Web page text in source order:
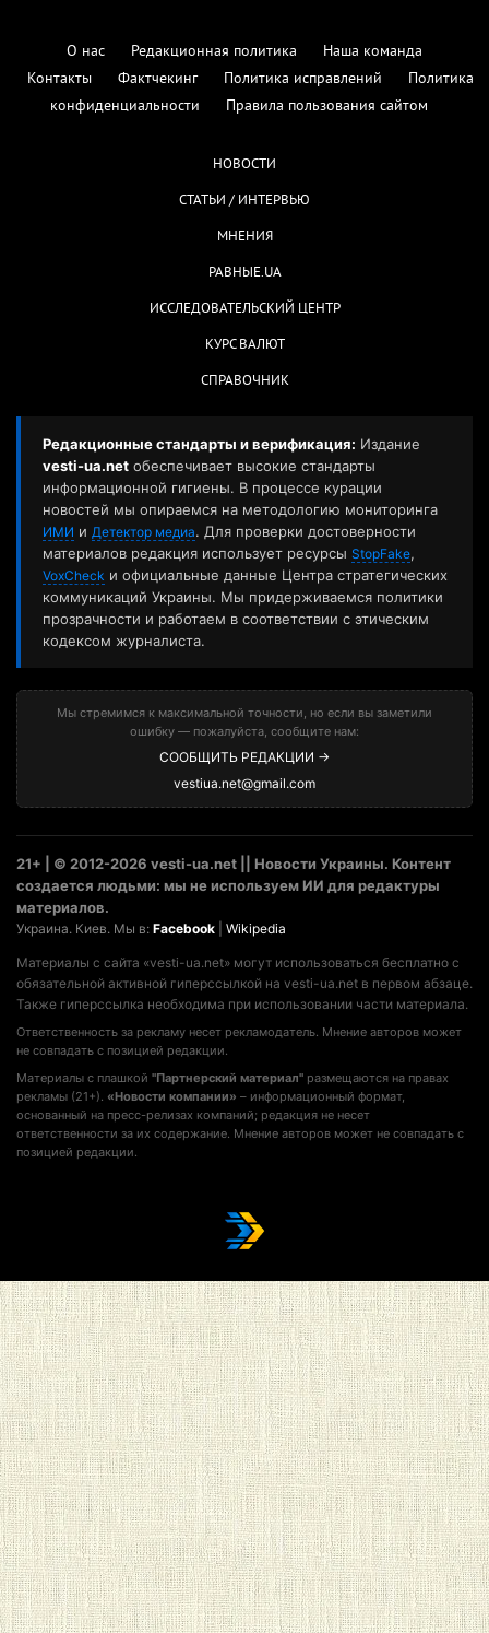
О нас Редакционная политика
Наша команда
Контакты
Фактчекинг Политика исправлений
Политика
конфиденциальности
Правила пользования сайтом
НОВОСТИ
СТАТЬИ / ИНТЕРВЬЮ
МНЕНИЯ
РАВНЫЕ.UA
ИССЛЕДОВАТЕЛЬСКИЙ ЦЕНТР
КУРС ВАЛЮТ
СПРАВОЧНИК
Редакционные стандарты и верификация: Издание
vesti-ua.net обеспечивает высокие стандарты
информационной гигиены. В процессе курации
новостей мы опираемся на методологию мониторинга
ИМИ и Детектор медиа. Для проверки достоверности
материалов редакция использует ресурсы StopFake,
VoxCheck и официальные данные Центра стратегических
коммуникаций Украины. Мы придерживаемся политики
прозрачности и работаем в соответствии с этическим
кодексом журналиста.
Мы стремимся к максимальной точности, но если вы заметили
ошибку — пожалуйста, сообщите нам:
СООБЩИТЬ РЕДАКЦИИ →
vestiua.net@gmail.com
21+ | © 2012-2026 vesti-ua.net || Новости Украины. Контент
создается людьми: мы не используем ИИ для редактуры
материалов.
Украина. Киев. Мы в: Facebook Wikipedia
Материалы с сайта «vesti-ua.net» могут использоваться бесплатно с
обязательной активной гиперссылкой на vesti-ua.net в первом абзаце.
Также гиперссылка необходима при использовании части материала.
Ответственность за рекламу несет рекламодатель. Мнение авторов может
не совпадать с позицией редакции.
Материалы с плашкой "Партнерский материал" размещаются на правах
рекламы (21+). «Новости компании» – информационный формат,
основанный на пресс-релизах компаний; редакция не несет
ответственности за их содержание. Мнение авторов может не совпадать с
позицией редакции.